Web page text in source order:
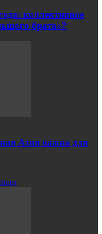
коллективное
брата»?
Азия важна для